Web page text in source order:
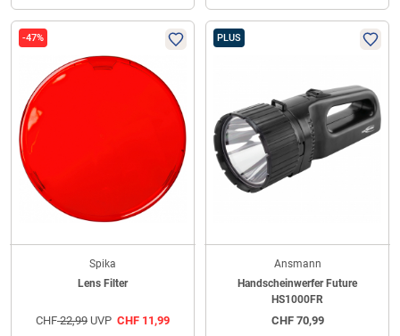
-47%
Spika
Lens Filter
CHF22,99 UVP CHF 11,99
PLUS
Ansmann
Handscheinwerfer Future
HS1000FR
CHF70,99